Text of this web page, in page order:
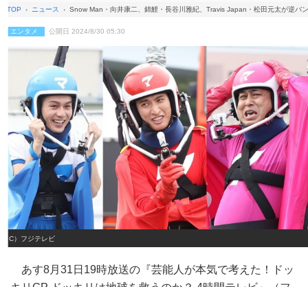
TOP ニュース Snow Man・向井康二、錦鯉・長谷川雅紀、Travis Japan・松田元太が逆
エンタメ 公開日 2024/8/30 05:30
（C）フジテレビ
あす8月31日19時放送の『芸能人が本気で考えた！ドッ